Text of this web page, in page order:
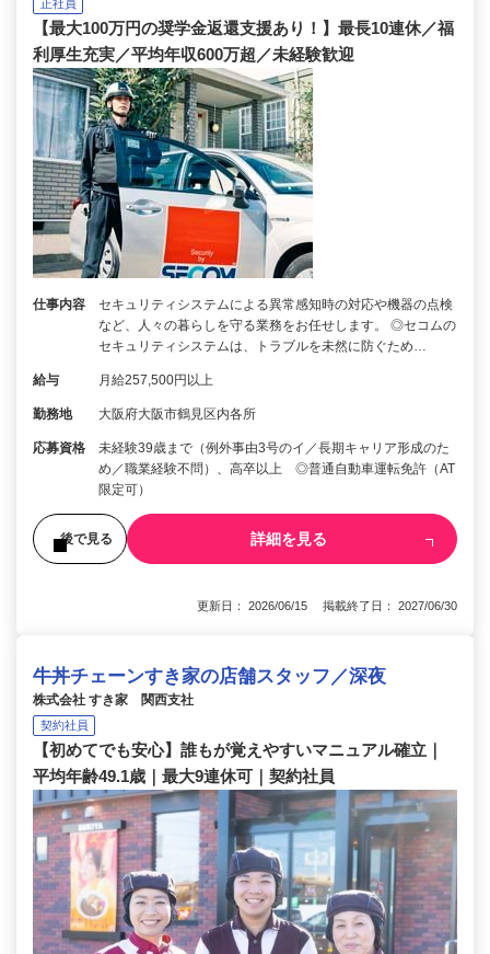
正社員
【最大100万円の奨学金返還支援あり！】最長10連休／福
利厚生充実／平均年収600万超／未経験歓迎
仕事内容
セキュリティシステムによる異常感知時の対応や機器の点検
など、人々の暮らしを守る業務をお任せします。 ◎セコムの
セキュリティシステムは、トラブルを未然に防ぐため…
給与 月給257,500円以上
勤務地 大阪府大阪市鶴見区内各所
応募資格
未経験39歳まで（例外事由3号のイ／長期キャリア形成のた
め／職業経験不問）、高卒以上 ◎普通自動車運転免許（AT
限定可）
後で見る 詳細を見る
更新日： 2026/06/15 掲載終了日： 2027/06/30
牛丼チェーンすき家の店舗スタッフ／深夜
株式会社 すき家 関西支社
契約社員
【初めてでも安心】誰もが覚えやすいマニュアル確立｜
平均年齢49.1歳｜最大9連休可｜契約社員